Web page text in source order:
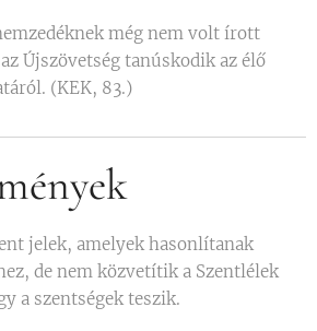
még nem volt írott
Újszövetség tanúskodik az élő
(KEK, 83.)
jelek, amelyek hasonlítanak
de nem közvetítik a Szentlélek
a szentségek teszik.